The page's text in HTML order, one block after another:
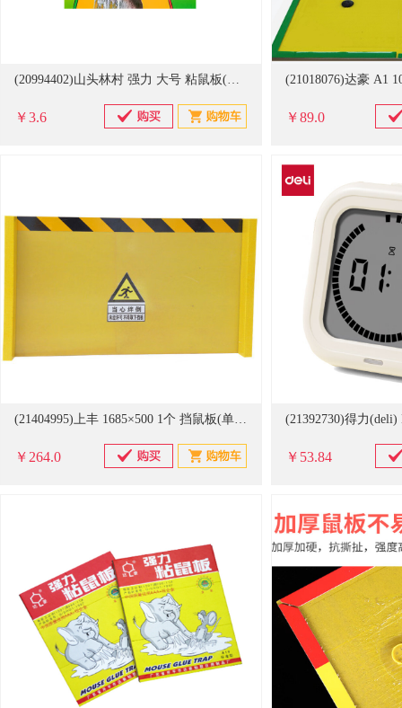
(20994402)山头林村 强力 大号 粘鼠板(单位：片)
￥3.6 ￥89.0
(21404995)上丰 1685×500 1个 挡鼠板(单位：个)
￥264.0 ￥53.84